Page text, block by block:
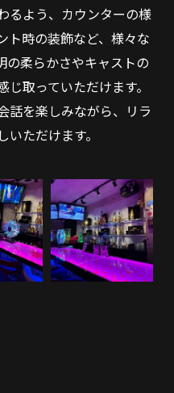
るよう、カウンターの様
ト時の装飾など、様々な
の柔らかさやキャストの
取っていただけます。
話を楽しみながら、リラ
ただけます。